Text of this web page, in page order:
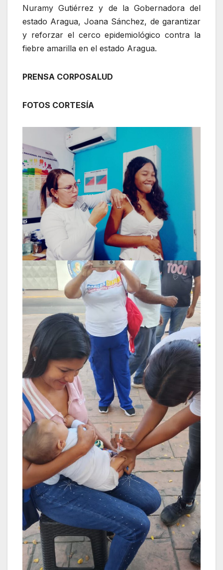
Nuramy Gutiérrez y de la Gobernadora del
estado Aragua, Joana Sánchez, de garantizar
y reforzar el cerco epidemiológico contra la
fiebre amarilla en el estado Aragua.
PRENSA CORPOSALUD
FOTOS CORTESÍA